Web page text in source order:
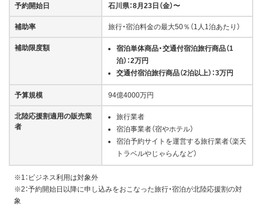
予約開始日 石川県：8月23日（金）〜
補助率 旅行・宿泊料金の最大50％（1人1泊あたり）
補助限度額
宿泊単体商品・交通付宿泊旅行商品（1
泊）：2万円
交通付宿泊旅行商品（2泊以上）：3万円
予算規模 94億4000万円
北陸応援割適用の販売業
者
旅行業者
宿泊事業者（宿やホテル）
宿泊予約サイトを運営する旅行業者（楽天
トラベルやじゃらんなど）
※1：ビジネス利用は対象外
※2：予約開始日以降に申し込みをおこなった旅行・宿泊が北陸応援割の対
象